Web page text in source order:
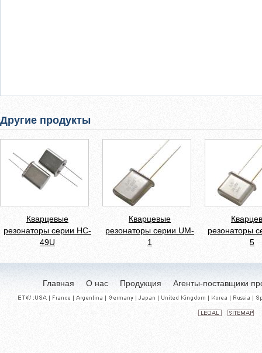
Другие продукты
Кварцевые
резонаторы серии HC-
49U
Кварцевые
резонаторы серии UM-
1
резонаторы
5
Главная О нас Продукция Агенты-поставщики